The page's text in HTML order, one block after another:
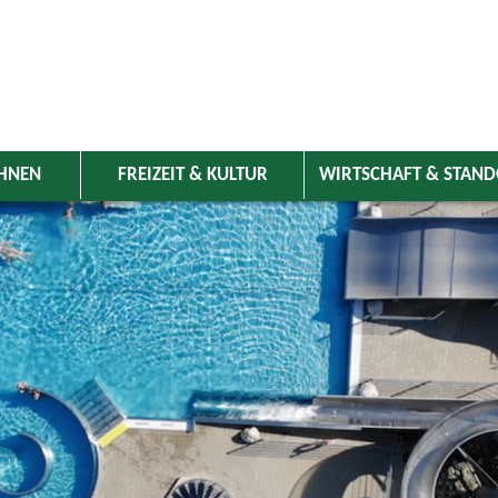
FREIZEIT & KULTUR WIRTSCHAFT &